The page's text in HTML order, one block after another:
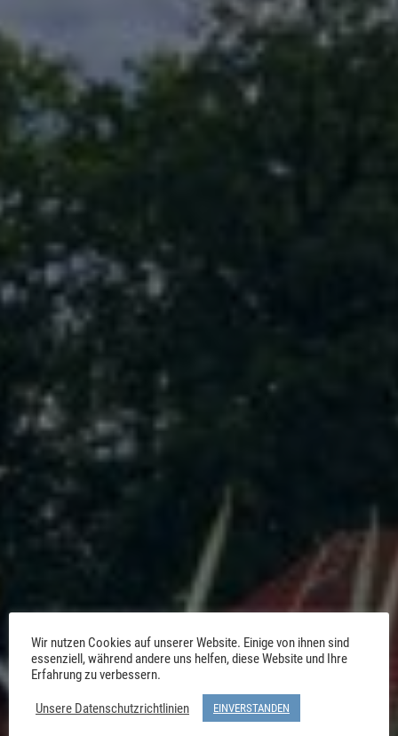
Wir nutzen Cookies auf unserer Website. Einige von ihnen sind
essenziell, während andere uns helfen, diese Website und Ihre
Erfahrung zu verbessern.
Unsere Datenschutzrichtlinien
EINVERSTANDEN